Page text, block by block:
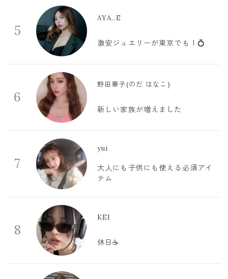
5
AYA..E
激安ジュエリーが東京でも！💍
6
野田華子(のだ はなこ)
新しい家族が増えました
7
yui
大人にも子供にも使える必須アイ
テム
8
KEI
休日☕️